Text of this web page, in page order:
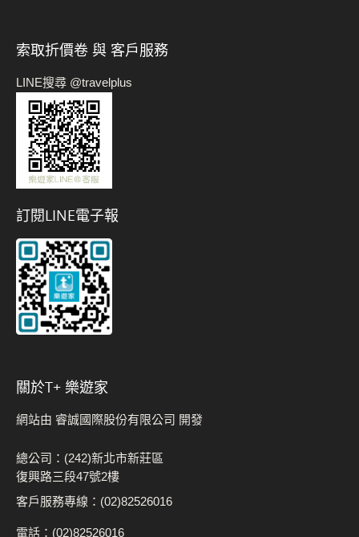
索取折價卷 與 客戶服務
LINE搜尋 @travelplus
訂閱LINE電子報
關於t+ 樂遊家
網站由 睿誠國際股份有限公司 開發
總公司：(242)新北市新莊區
復興路三段47號2樓
客戶服務專線：(02)82526016
電話：(02)82526016